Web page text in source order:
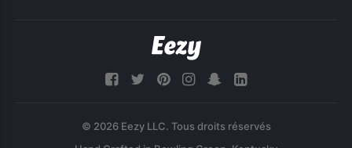
© 2026 Eezy LLC. Tous droits réservés